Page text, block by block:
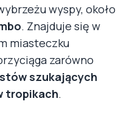
wyspy, około
. Znajduje się w
miasteczku
zarówno
szukających
tropikach.